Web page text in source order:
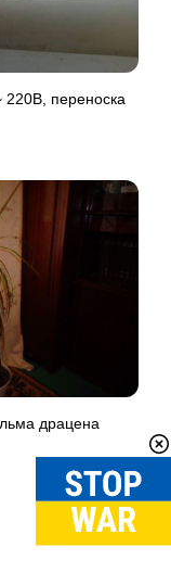
220В, переноска
драцена